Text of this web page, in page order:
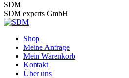
SDM
SDM experts GmbH
Shop
Meine Anfrage
Mein Warenkorb
Kontakt
Über uns